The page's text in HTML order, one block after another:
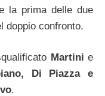
la prima delle due
doppio confronto.
Martini e
Di Piazza e
.